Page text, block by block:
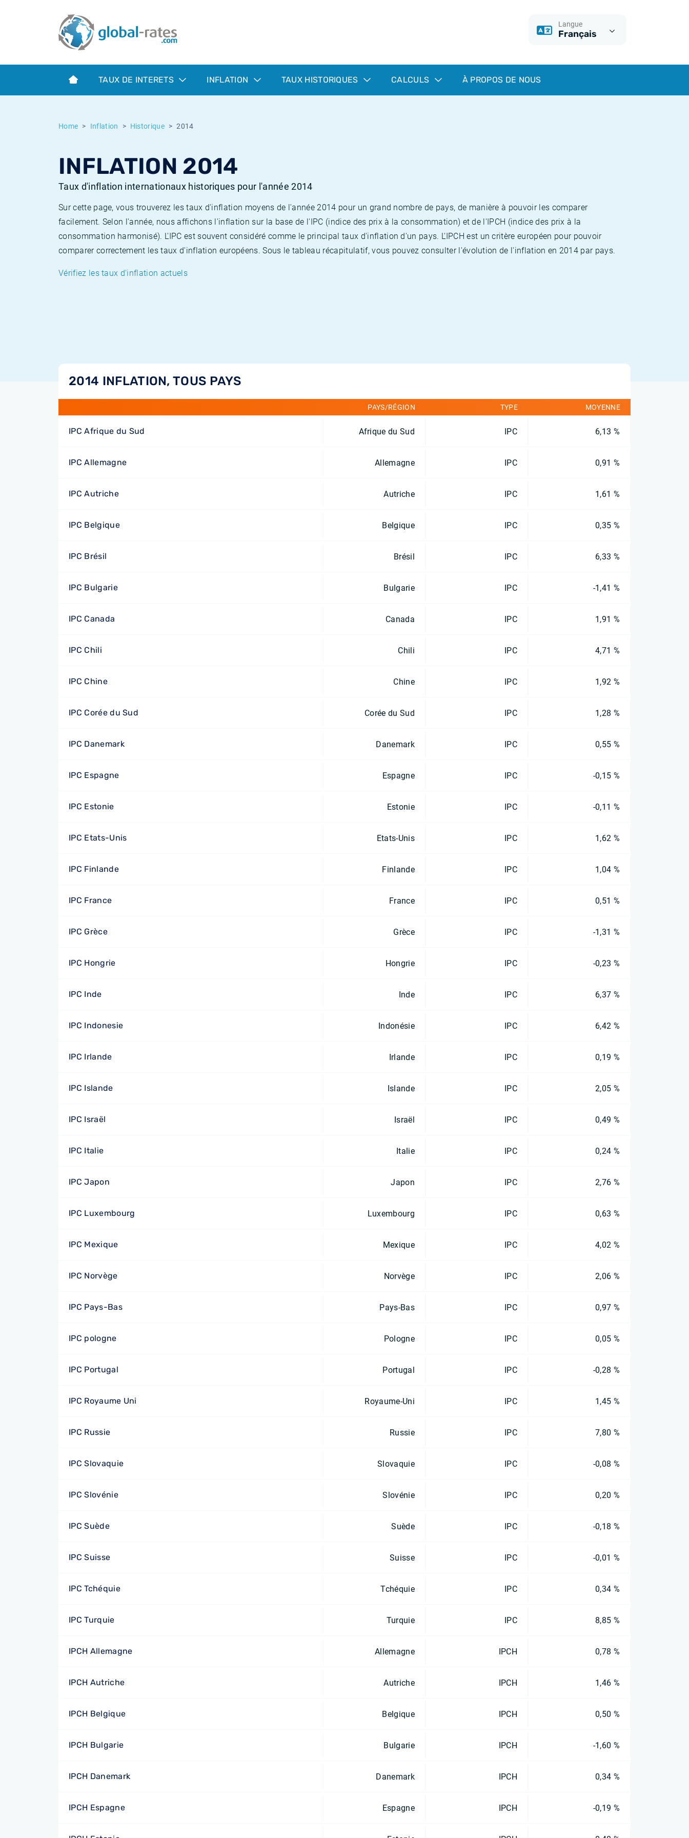
Langue
Français
TAUX DE INTERETS INFLATION TAUX HISTORIQUES CALCULS À PROPOS DE NOUS
Home Inflation Historique 2014
INFLATION 2014
Taux d'inflation internationaux historiques pour l'année 2014
Sur cette page, vous trouverez les taux d'inflation moyens de l'année 2014 pour un grand nombre de pays, de manière à pouvoir les comparer
facilement. Selon l'année, nous affichons l'inflation sur la base de l'IPC (indice des prix à la consommation) et de l'IPCH (indice des prix à la
consommation harmonisé). L'IPC est souvent considéré comme le principal taux d'inflation d'un pays. L'IPCH est un critère européen pour pouvoir
comparer correctement les taux d'inflation européens. Sous le tableau récapitulatif, vous pouvez consulter l'évolution de l'inflation en 2014 par pays.
Vérifiez les taux d'inflation actuels
2014 INFLATION, TOUS PAYS
PAYS/RÉGION TYPE MOYENNE
IPC Afrique du Sud Afrique du Sud IPC 6,13 %
IPC Allemagne Allemagne IPC 0,91 %
IPC Autriche Autriche IPC 1,61 %
IPC Belgique Belgique IPC 0,35 %
IPC Brésil Brésil IPC 6,33 %
IPC Bulgarie Bulgarie IPC -1,41 %
IPC Canada Canada IPC 1,91 %
IPC Chili Chili IPC 4,71 %
IPC Chine Chine IPC 1,92 %
IPC Corée du Sud Corée du Sud IPC 1,28 %
IPC Danemark Danemark IPC 0,55 %
IPC Espagne Espagne IPC -0,15 %
IPC Estonie Estonie IPC -0,11 %
IPC Etats-Unis Etats-Unis IPC 1,62 %
IPC Finlande Finlande IPC 1,04 %
IPC France France IPC 0,51 %
IPC Grèce Grèce IPC -1,31 %
IPC Hongrie Hongrie IPC -0,23 %
IPC Inde Inde IPC 6,37 %
IPC Indonesie Indonésie IPC 6,42 %
IPC Irlande Irlande IPC 0,19 %
IPC Islande Islande IPC 2,05 %
IPC Israël Israël IPC 0,49 %
IPC Italie Italie IPC 0,24 %
IPC Japon Japon IPC 2,76 %
IPC Luxembourg Luxembourg IPC 0,63 %
IPC Mexique Mexique IPC 4,02 %
IPC Norvège Norvège IPC 2,06 %
IPC Pays-Bas Pays-Bas IPC 0,97 %
IPC pologne Pologne IPC 0,05 %
IPC Portugal Portugal IPC -0,28 %
IPC Royaume Uni Royaume-Uni IPC 1,45 %
IPC Russie Russie IPC 7,80 %
IPC Slovaquie Slovaquie IPC -0,08 %
IPC Slovénie Slovénie IPC 0,20 %
IPC Suède Suède IPC -0,18 %
IPC Suisse Suisse IPC -0,01 %
IPC Tchéquie Tchéquie IPC 0,34 %
IPC Turquie Turquie IPC 8,85 %
IPCH Allemagne Allemagne IPCH 0,78 %
IPCH Autriche Autriche IPCH 1,46 %
IPCH Belgique Belgique IPCH 0,50 %
IPCH Bulgarie Bulgarie IPCH -1,60 %
IPCH Danemark Danemark IPCH 0,34 %
IPCH Espagne Espagne IPCH -0,19 %
Term SOFR
Qu'est-ce que l'inflation IPC?
Qu'est-ce que l'inflation IPCH?
Taux Euribor historiques
Taux ESTER historiques
Taux d'inflation historiques
Calculateur d’inflation